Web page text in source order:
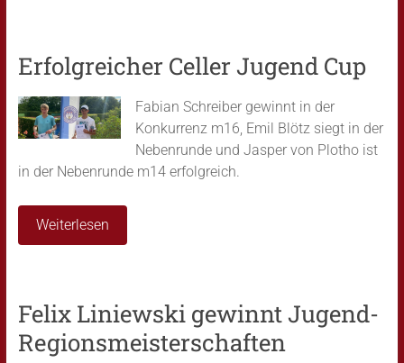
Erfolgreicher Celler Jugend Cup
Fabian Schreiber gewinnt in der
Konkurrenz m16, Emil Blötz siegt in der
Nebenrunde und Jasper von Plotho ist
in der Nebenrunde m14 erfolgreich.
Weiterlesen
Felix Liniewski gewinnt Jugend-
Regionsmeisterschaften